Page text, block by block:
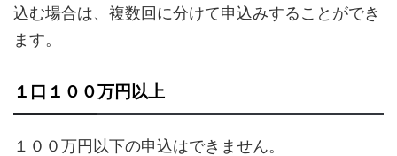
込む場合は、複数回に分けて申込みすることができ
ます。
１口１００万円以上
１００万円以下の申込はできません。